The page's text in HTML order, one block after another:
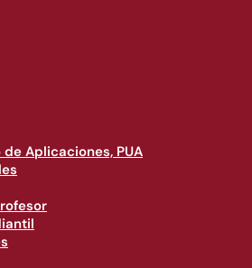
Aplicaciones, PUA